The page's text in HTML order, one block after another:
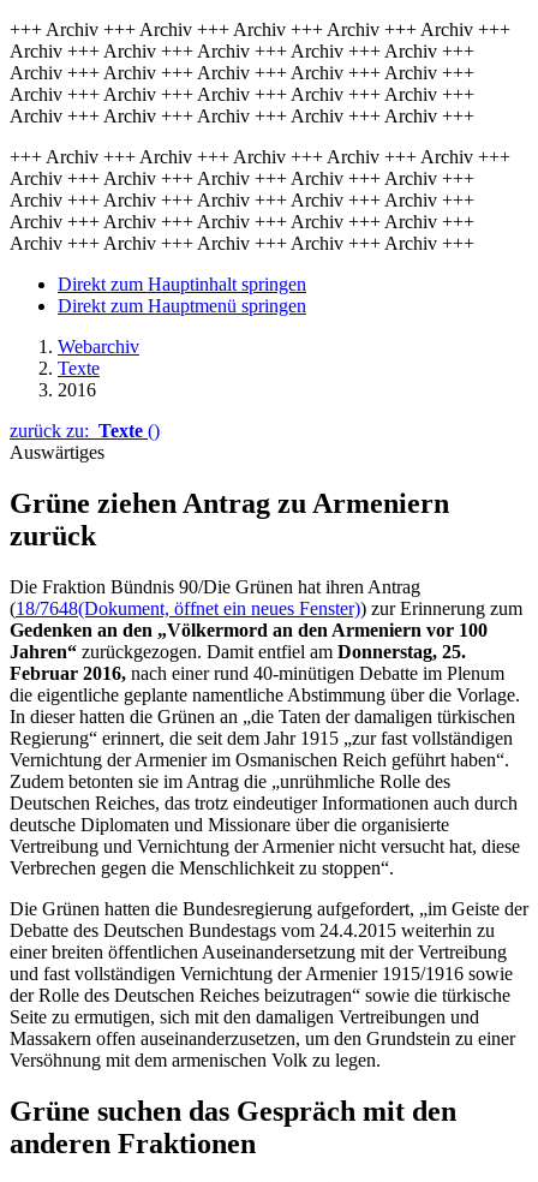
+++ Archiv +++ Archiv +++ Archiv +++ Archiv +++ Archiv +++
Archiv +++ Archiv +++ Archiv +++ Archiv +++ Archiv +++
Archiv +++ Archiv +++ Archiv +++ Archiv +++ Archiv +++
Archiv +++ Archiv +++ Archiv +++ Archiv +++ Archiv +++
Archiv +++ Archiv +++ Archiv +++ Archiv +++ Archiv +++
+++ Archiv +++ Archiv +++ Archiv +++ Archiv +++ Archiv +++
Archiv +++ Archiv +++ Archiv +++ Archiv +++ Archiv +++
Archiv +++ Archiv +++ Archiv +++ Archiv +++ Archiv +++
Archiv +++ Archiv +++ Archiv +++ Archiv +++ Archiv +++
Archiv +++ Archiv +++ Archiv +++ Archiv +++ Archiv +++
Direkt zum Hauptinhalt springen
Direkt zum Hauptmenü springen
Webarchiv
Texte
2016
zurück zu: Texte ()
Auswärtiges
Grüne ziehen Antrag zu Armeniern
zurück
Die Fraktion Bündnis 90/Die Grünen hat ihren Antrag
(18/7648(Dokument, öffnet ein neues Fenster)) zur Erinnerung zum
Gedenken an den „Völkermord an den Armeniern vor 100
Jahren“ zurückgezogen. Damit entfiel am Donnerstag, 25.
Februar 2016, nach einer rund 40-minütigen Debatte im Plenum
die eigentliche geplante namentliche Abstimmung über die Vorlage.
In dieser hatten die Grünen an „die Taten der damaligen türkischen
Regierung“ erinnert, die seit dem Jahr 1915 „zur fast vollständigen
Vernichtung der Armenier im Osmanischen Reich geführt haben“.
Zudem betonten sie im Antrag die „unrühmliche Rolle des
Deutschen Reiches, das trotz eindeutiger Informationen auch durch
deutsche Diplomaten und Missionare über die organisierte
Vertreibung und Vernichtung der Armenier nicht versucht hat, diese
Verbrechen gegen die Menschlichkeit zu stoppen“.
Die Grünen hatten die Bundesregierung aufgefordert, „im Geiste der
Debatte des Deutschen Bundestags vom 24.4.2015 weiterhin zu
einer breiten öffentlichen Auseinandersetzung mit der Vertreibung
und fast vollständigen Vernichtung der Armenier 1915/1916 sowie
der Rolle des Deutschen Reiches beizutragen“ sowie die türkische
Seite zu ermutigen, sich mit den damaligen Vertreibungen und
Massakern offen auseinanderzusetzen, um den Grundstein zu einer
Versöhnung mit dem armenischen Volk zu legen.
Grüne suchen das Gespräch mit den
anderen Fraktionen